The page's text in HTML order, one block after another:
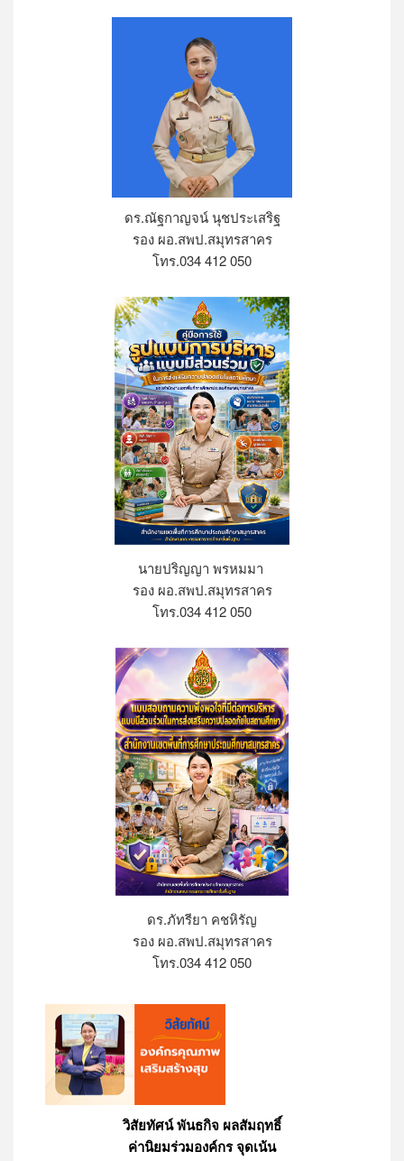
ดร.ณัฐกาญจน์ นุชประเสริฐ
รอง ผอ.สพป.สมุทรสาคร
โทร.034 412 050
นายปริญญา พรหมมา
รอง ผอ.สพป.สมุทรสาคร
โทร.034 412 050
ดร.ภัทรียา คชหิรัญ
รอง ผอ.สพป.สมุทรสาคร
โทร.034 412 050
วิสัยทัศน์ พันธกิจ ผลสัมฤทธิ์
ค่านิยมร่วมองค์กร จุดเน้น